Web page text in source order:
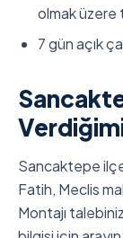
olmak üzere
7 gün açık
Sancaktepe
Fatih, Meclis
Montajı